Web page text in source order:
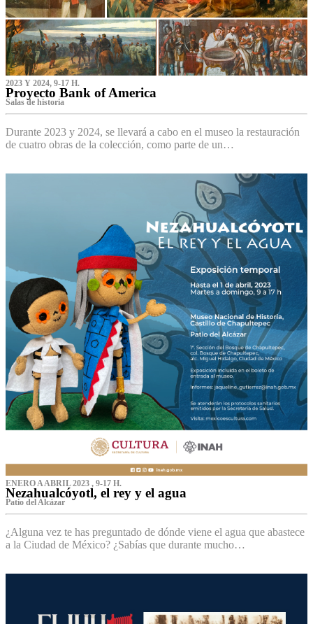
2023 Y 2024, 9-17 H.
Proyecto Bank of America
S‌alas de historia
Durante 2023 y 2024, se llevará a cabo en el museo la restauración
de cuatro obras de la colección, como parte de un…
ENERO A ABRIL 2023 , 9-17 H.
Nezahualcóyotl, el rey y el agua
Patio del Alcázar
¿Alguna vez te has preguntado de dónde viene el agua que abastece
a la Ciudad de México? ¿Sabías que durante mucho…